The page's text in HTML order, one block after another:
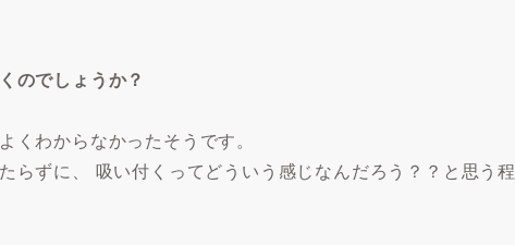
のでしょうか？
わからなかったそうです。
らずに、 吸い付くってどういう感じなんだろう？？と思う程